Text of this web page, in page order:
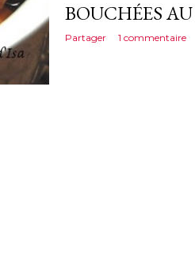
BOUCHÉES
Partager 1 commentaire